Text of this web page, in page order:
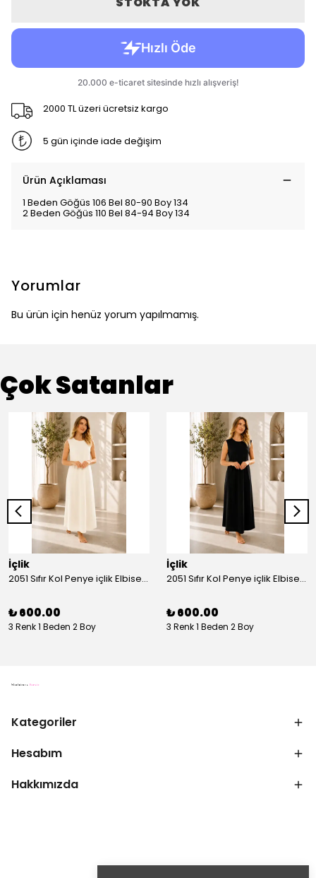
2000 TL üzeri ücretsiz kargo
5 gün içinde iade değişim
Ürün Açıklaması
1 Beden Göğüs 106 Bel 80-90 Boy 134
2 Beden Göğüs 110 Bel 84-94 Boy 134
Yorumlar
Bu ürün için henüz yorum yapılmamış.
Çok Satanlar
İçlik
2051 Sıfır Kol Penye içlik Elbise - Ekru
₺ 600.00
3 Renk 1 Beden 2 Boy
İçlik
2051 Sıfır Kol Penye içlik Elbise - Siyah
₺ 600.00
3 Renk 1 Beden 2 Boy
Kategoriler
Hesabım
Hakkımızda